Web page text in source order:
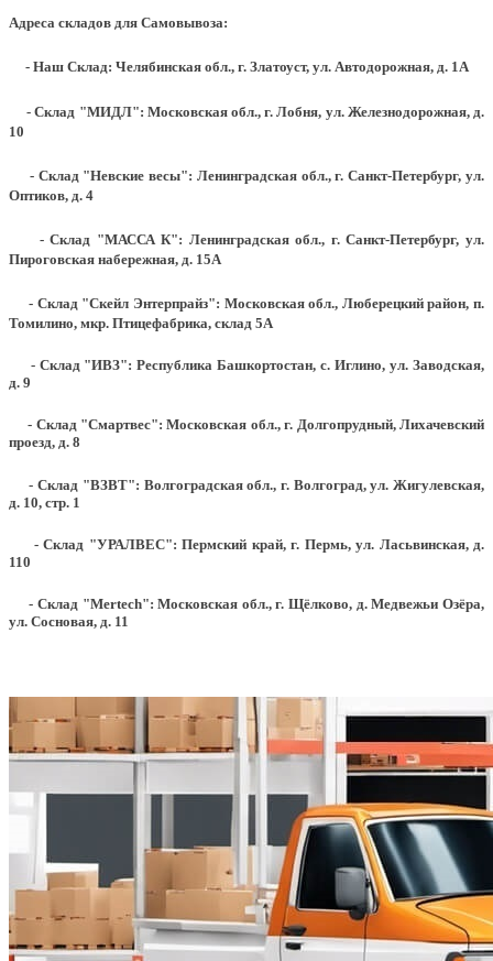
Адреса складов для Самовывоза:
- Наш Склад: Челябинская обл., г. Златоуст, ул. Автодорожная, д. 1А
- Склад "МИДЛ": Московская обл., г. Лобня, ул. Железнодорожная, д.
10
- Склад "Невские весы": Ленинградская обл., г. Санкт-Петербург, ул.
Оптиков, д. 4
- Склад "МАССА К": Ленинградская обл., г. Санкт-Петербург, ул.
Пироговская набережная, д. 15А
- Склад "Скейл Энтерпрайз": Московская обл., Люберецкий район, п.
Томилино, мкр. Птицефабрика, склад 5А
- Склад "ИВЗ": Республика Башкортостан, с. Иглино, ул. Заводская,
д. 9
- Склад "Смартвес":Московская обл., г. Долгопрудный, Лихачевский
проезд, д. 8
- Склад "ВЗВТ": Волгоградская обл., г. Волгоград, ул. Жигулевская,
д. 10, стр. 1
- Склад "УРАЛВЕС": Пермский край, г. Пермь, ул. Ласьвинская, д.
110
- Склад "Mertech": Московская обл., г. Щёлково, д. Медвежьи Озёра,
ул. Сосновая, д. 11